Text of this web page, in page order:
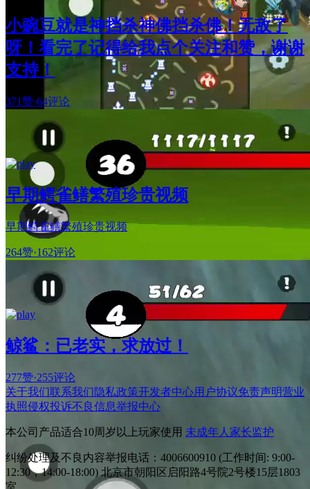
小豌豆就是神挡杀神佛挡杀佛！无敌了
呀！看完了记得给我点个关注和赞，谢谢
支持！
371赞·64评论
早期鳄雀鳝繁殖珍贵视频
早期鳄雀鳝繁殖珍贵视频
264赞·162评论
鲸鲨：已老实，求放过！
277赞·255评论
关于我们联系我们隐私政策开发者中心用户协议免责声明营业
执照侵权投诉不良信息举报中心
本公司产品适合10周岁以上玩家使用 未成年人家长监护
纠纷处理及不良内容举报电话：4006600910 (工作时间: 9:00-
12:30，14:00-18:00) 北京市朝阳区启阳路4号院2号楼15层1803
室